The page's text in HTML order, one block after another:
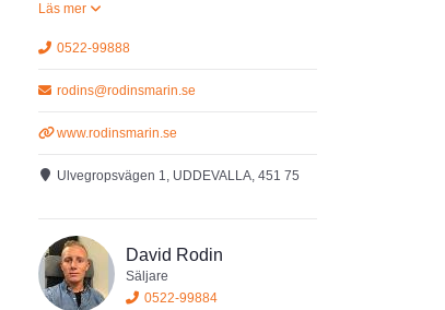
0522-99888
rodins@rodinsmarin.se
www.rodinsmarin.se
Ulvegropsvägen 1, UDDEVALLA, 451 75
David Rodin
Säljare
0522-99884